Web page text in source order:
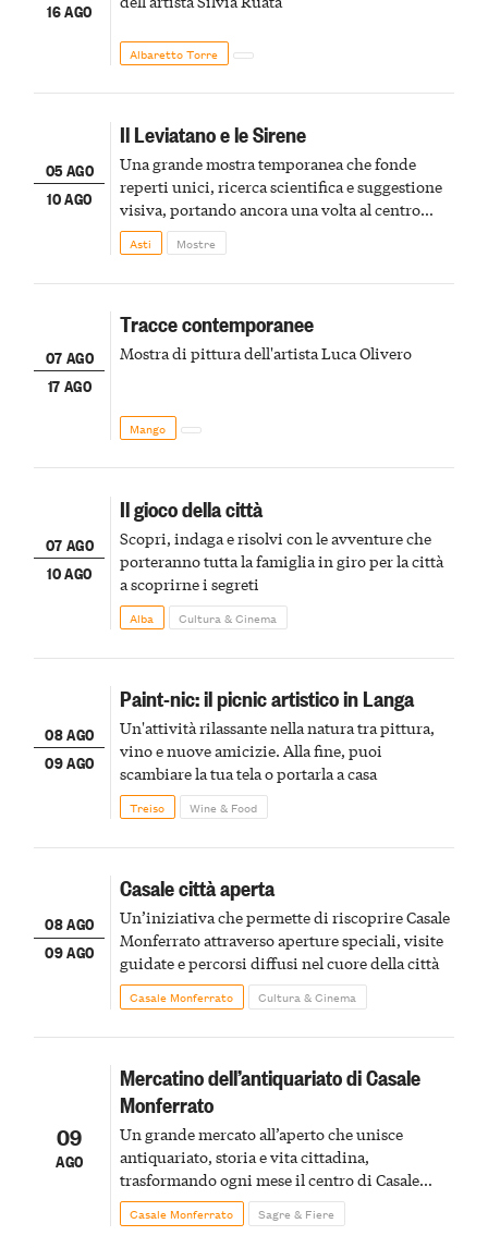
16 AGO
Albaretto Torre
05 AGO
10 AGO
Il Leviatano e le Sirene
Una grande mostra temporanea che fonde
reperti unici, ricerca scientifica e suggestione
visiva, portando ancora una volta al centro
della scena le meraviglie del passato astigiano
Asti Mostre
07 AGO
17 AGO
Tracce contemporanee
Mostra di pittura dell'artista Luca Olivero
Mango
07 AGO
10 AGO
Il gioco della città
Scopri, indaga e risolvi con le avventure che
porteranno tutta la famiglia in giro per la città
a scoprirne i segreti
Alba Cultura & Cinema
08 AGO
09 AGO
Paint-nic: il picnic artistico in Langa
Un'attività rilassante nella natura tra pittura,
vino e nuove amicizie. Alla fine, puoi
scambiare la tua tela o portarla a casa
Treiso Wine & Food
08 AGO
09 AGO
Casale città aperta
Un’iniziativa che permette di riscoprire Casale
Monferrato attraverso aperture speciali, visite
guidate e percorsi diffusi nel cuore della città
Casale Monferrato Cultura & Cinema
09
AGO
Mercatino dell’antiquariato di Casale
Monferrato
Un grande mercato all’aperto che unisce
antiquariato, storia e vita cittadina,
trasformando ogni mese il centro di Casale
Monferrato in un luogo di scoperta e racconto
Casale Monferrato Sagre & Fiere